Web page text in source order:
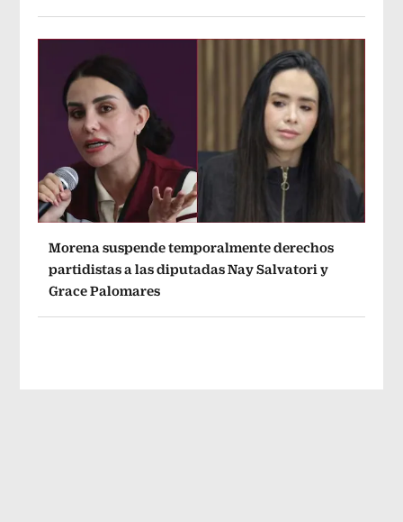
Morena suspende temporalmente derechos
partidistas a las diputadas Nay Salvatori y
Grace Palomares